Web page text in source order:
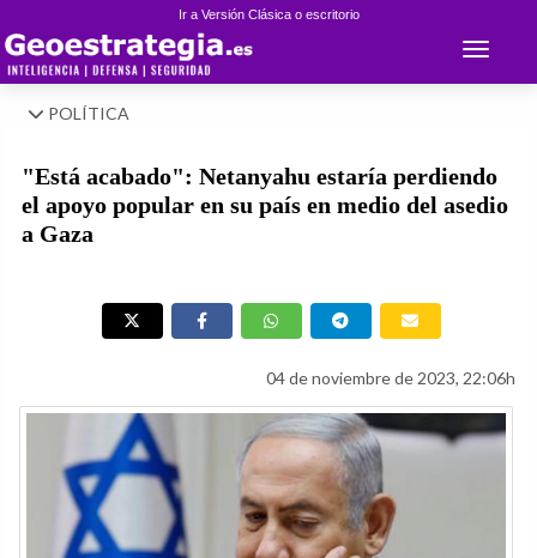
Ir a Versión Clásica o escritorio
Toggle
POLÍTICA
"Está acabado": Netanyahu estaría perdiendo
el apoyo popular en su país en medio del asedio
a Gaza
04 de noviembre de 2023, 22:06h